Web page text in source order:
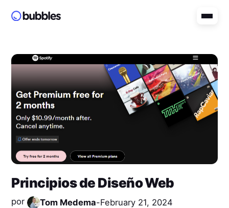
Principios de Diseño Web
por Tom Medema-February 21, 2024